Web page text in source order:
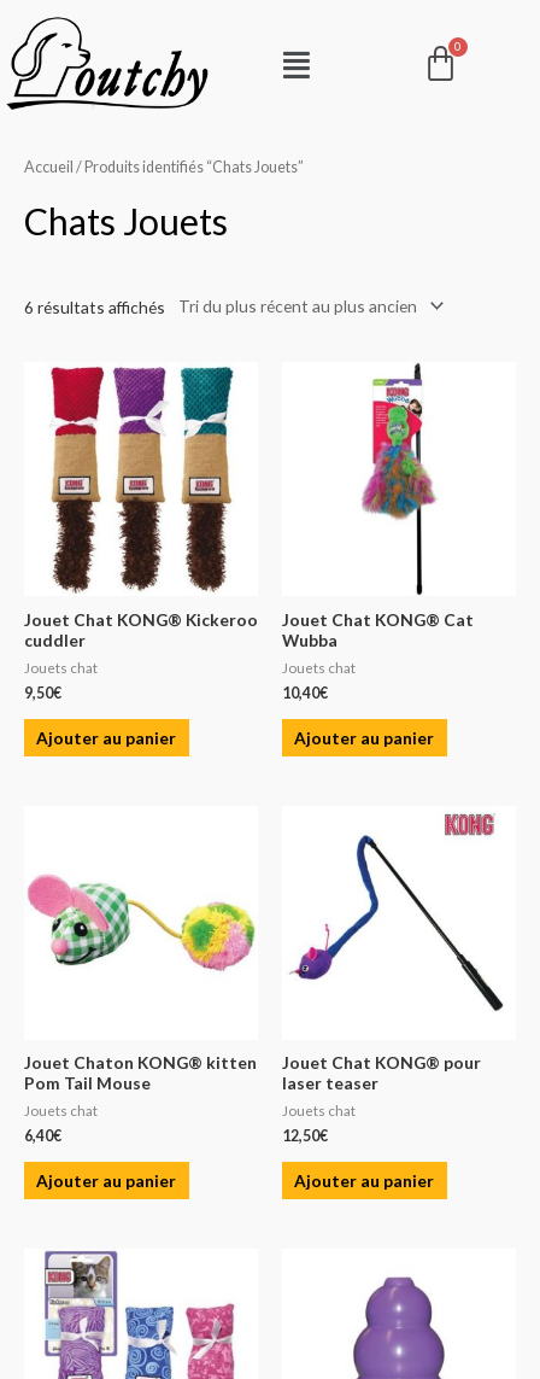
contenu
Menu
Accueil / Produits identifiés “Chats Jouets”
Chats Jouets
6 résultats affichés
Jouet Chat KONG® Kickeroo
cuddler
Jouets chat
9,50€
Ajouter au panier
Jouet Chat KONG® Cat
Wubba
Jouets chat
10,40€
Ajouter au panier
Jouet Chaton KONG® kitten
Pom Tail Mouse
Jouets chat
6,40€
Ajouter au panier
Jouet Chat KONG® pour
laser teaser
Jouets chat
12,50€
Ajouter au panier